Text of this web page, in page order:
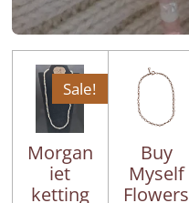
Sale!
Morgan
iet
ketting
Buy
Myself
Flowers